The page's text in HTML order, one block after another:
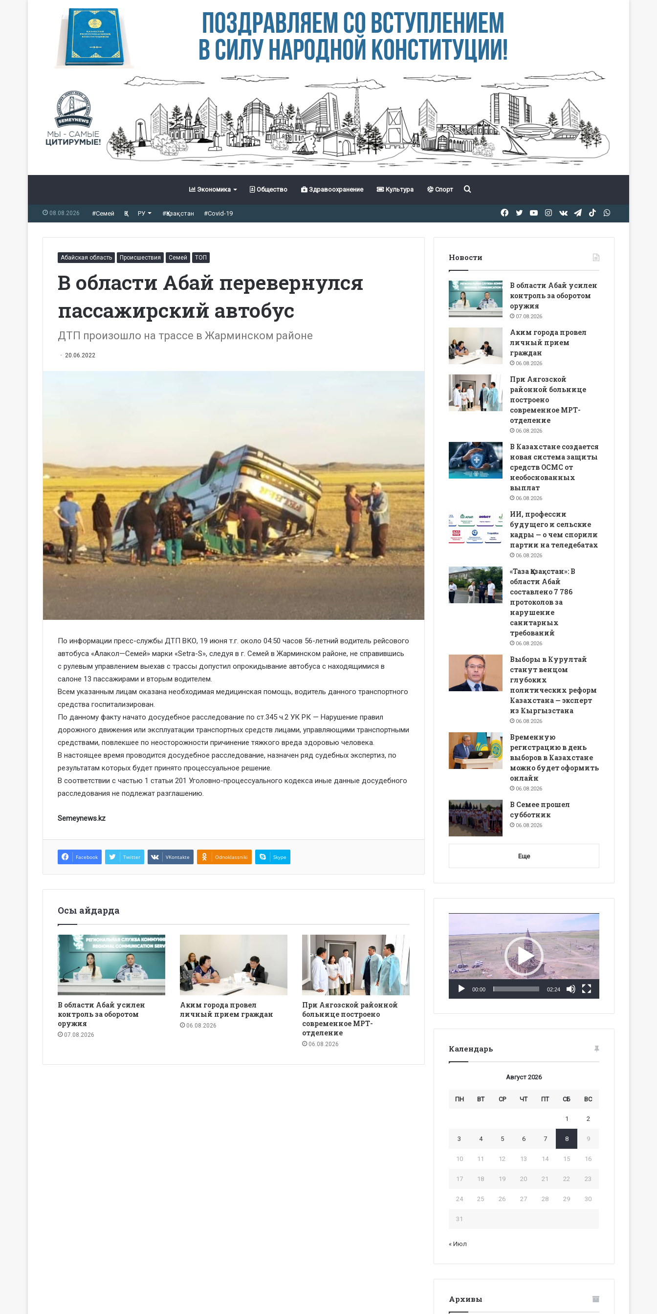
Экономика Общество Здравоохранение Культура Спорт Іздеу
08.08.2026 #Семей ҚЗ РУ #Қазақстан #Covid-19 TikTok
Telegram
vk.com
Instagram
YouTube
Twitter
Facebook
Абайская область Происшествия Семей ТОП
В области Абай перевернулся
пассажирский автобус
ДТП произошло на трассе в Жарминском районе
20.06.2022
По информации пресс-службы ДТП ВКО, 19 июня т.г. около 04:50 часов 56-летний водитель рейсового
автобуса «Алакол—Семей» марки «Setra-S», следуя в г. Семей в Жарминском районе, не справившись
с рулевым управлением выехав с трассы допустил опрокидывание автобуса с находящимися в
салоне 13 пассажирами и вторым водителем.
Всем указанным лицам оказана необходимая медицинская помощь, водитель данного транспортного
средства госпитализирован.
По данному факту начато досудебное расследование по ст.345 ч.2 УК РК — Нарушение правил
дорожного движения или эксплуатации транспортных средств лицами, управляющими транспортными
средствами, повлекшее по неосторожности причинение тяжкого вреда здоровью человека.
В настоящее время проводится досудебное расследование, назначен ряд судебных экспертиз, по
результатам которых будет принято процессуальное решение.
В соответствии с частью 1 статьи 201 Уголовно-процессуального кодекса иные данные досудебного
расследования не подлежат разглашению.
Semeynews.kz
Facebook Twitter VKontakte Odnoklassniki Skype
Осы айдарда
В области Абай усилен
контроль за оборотом
оружия
07.08.2026
Аким города провел
личный прием граждан
06.08.2026
При Аягозской районной
больнице построено
современное МРТ-
отделение
06.08.2026
Новости
В области Абай усилен
контроль за оборотом
оружия
07.08.2026
Аким города провел
личный прием
граждан
06.08.2026
При Аягозской
районной больнице
построено
современное МРТ-
отделение
06.08.2026
В Казахстане создается
новая система защиты
средств ОСМС от
необоснованных
выплат
06.08.2026
ИИ, профессии
будущего и сельские
кадры — о чем спорили
партии на теледебатах
06.08.2026
«Таза Қазақстан»: В
области Абай
составлено 7 786
протоколов за
нарушение
санитарных
требований
06.08.2026
Выборы в Курултай
станут венцом
глубоких
политических реформ
Казахстана — эксперт
из Кыргызстана
06.08.2026
Временную
регистрацию в день
выборов в Казахстане
можно будет оформить
онлайн
06.08.2026
В Семее прошел
субботник
06.08.2026
Еще
00:00 02:24
Календарь
Август 2026
ПН ВТ СР ЧТ ПТ СБ ВС
1 2
3 4 5 6 7 8 9
10 11 12 13 14 15 16
17 18 19 20 21 22 23
24 25 26 27 28 29 30
31
« Июл
Архивы